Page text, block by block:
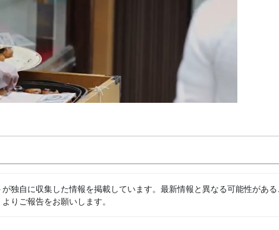
独自に収集した情報を掲載しています。最新情報と異なる可能性があ
よりご報告をお願いします。